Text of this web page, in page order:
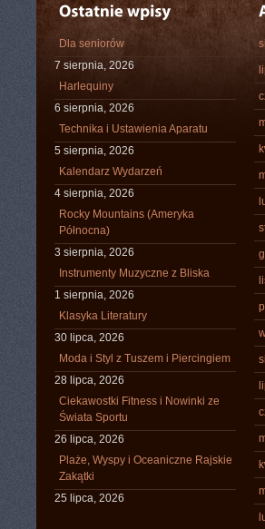
Dla seniorów
7 sierpnia, 2026
Harlequiny
6 sierpnia, 2026
Technika i Ustawienia Aparatu
5 sierpnia, 2026
Kalendarz Wydarzeń
4 sierpnia, 2026
Rocky Mountains (Ameryka
Północna)
3 sierpnia, 2026
Instrumenty Muzyczne z Bliska
1 sierpnia, 2026
Klasyka Literatury
30 lipca, 2026
Moda i Styl z Tuszem i Piercingiem
28 lipca, 2026
Ciekawostki Fitness i Nowinki ze
Świata Sportu
26 lipca, 2026
Plaże, Wyspy i Oceaniczne Rajskie
Zakątki
25 lipca, 2026